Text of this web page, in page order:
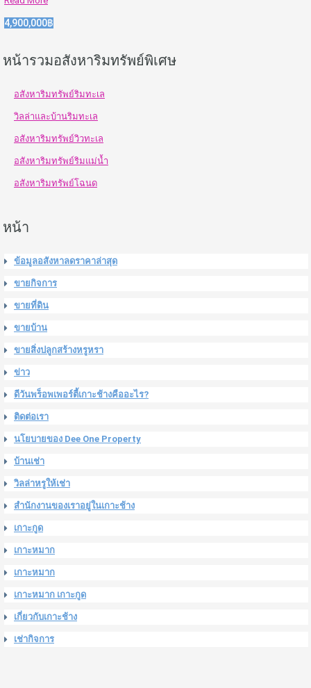
4,900,000฿
หน้ารวมอสังหาริมทรัพย์พิเศษ
อสังหาริมทรัพย์ริมทะเล
วิลล่าและบ้านริมทะเล
อสังหาริมทรัพย์วิวทะเล
อสังหาริมทรัพย์ริมแม่น้ำ
อสังหาริมทรัพย์โฉนด
หน้า
ข้อมูลอสังหาลดราคาล่าสุด
ขายกิจการ
ขายที่ดิน
ขายบ้าน
ขายสิ่งปลูกสร้างหรูหรา
ข่าว
ดีวันพร็อพเพอร์ตี้เกาะช้างคืออะไร?
ติดต่อเรา
นโยบายของ Dee One Property
บ้านเช่า
วิลล่าหรูให้เช่า
สำนักงานของเราอยู่ในเกาะช้าง
เกาะกูด
เกาะหมาก
เกาะหมาก
เกาะหมาก เกาะกูด
เกี่ยวกับเกาะช้าง
เช่ากิจการ